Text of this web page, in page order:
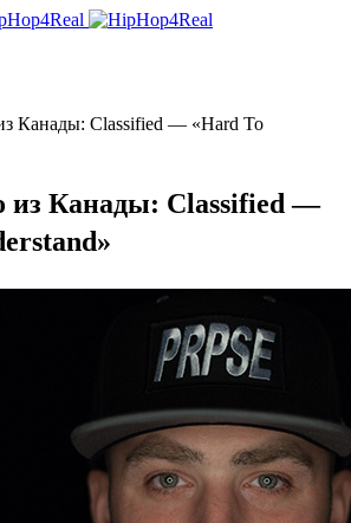
Канады: Classified — «Hard To
из Канады: Classified —